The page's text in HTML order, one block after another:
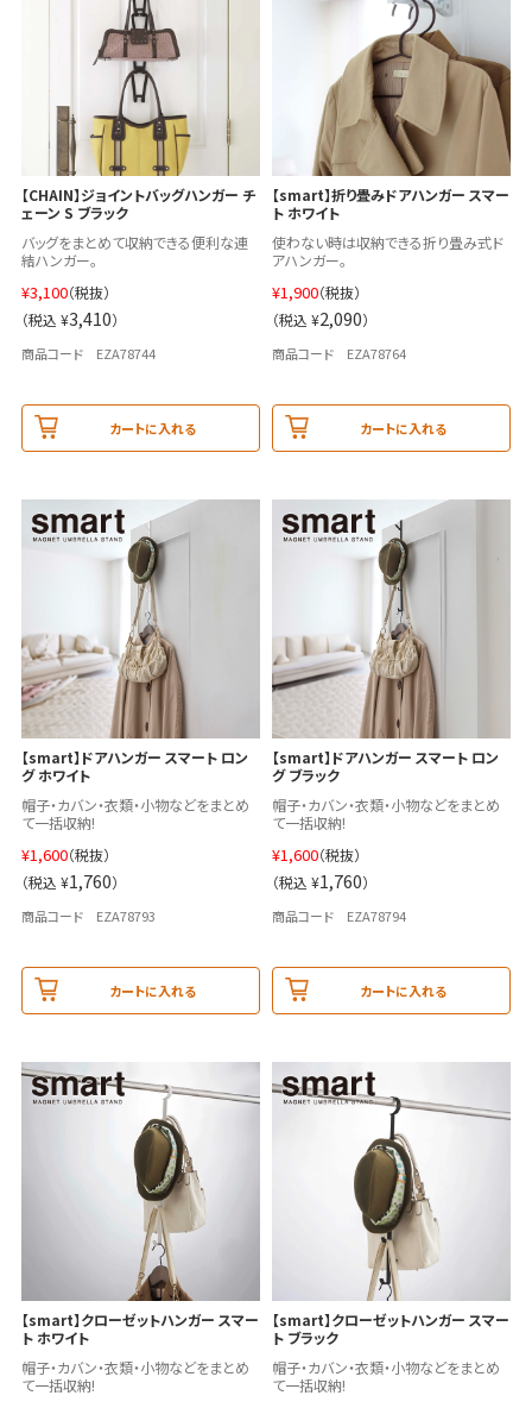
【CHAIN】ジョイントバッグハンガー チ
ェーン S ブラック
バッグをまとめて収納できる便利な連
結ハンガー。
¥3,100（税抜）
（税込 ¥3,410）
商品コード EZA78744
カートに入れる
【smart】折り畳みドアハンガー スマー
ト ホワイト
使わない時は収納できる折り畳み式ド
アハンガー。
¥1,900（税抜）
（税込 ¥2,090）
商品コード EZA78764
カートに入れる
【smart】ドアハンガー スマート ロン
グ ホワイト
帽子・カバン・衣類・小物などをまとめ
て一括収納!
¥1,600（税抜）
（税込 ¥1,760）
商品コード EZA78793
カートに入れる
【smart】ドアハンガー スマート ロン
グ ブラック
帽子・カバン・衣類・小物などをまとめ
て一括収納!
¥1,600（税抜）
（税込 ¥1,760）
商品コード EZA78794
カートに入れる
【smart】クローゼットハンガー スマー
ト ホワイト
帽子・カバン・衣類・小物などをまとめ
て一括収納!
【smart】クローゼットハンガー スマー
ト ブラック
帽子・カバン・衣類・小物などをまとめ
て一括収納!